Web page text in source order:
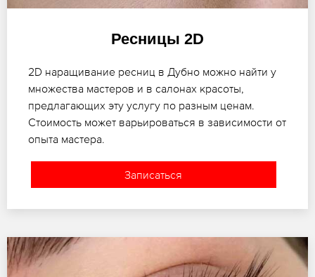
Ресницы 2D
2D наращивание ресниц в Дубно можно найти у
множества мастеров и в салонах красоты,
предлагающих эту услугу по разным ценам.
Стоимость может варьироваться в зависимости от
опыта мастера.
Записаться